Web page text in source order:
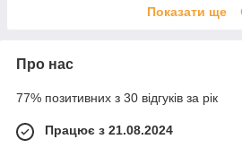
Показати ще
Про нас
77% позитивних з 30 відгуків за рік
Працює з 21.08.2024